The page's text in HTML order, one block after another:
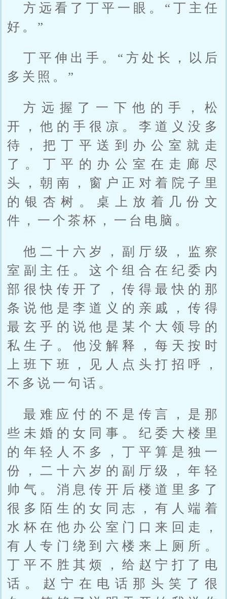
方远看了丁平一眼。“丁主任
好。”
丁平伸出手。“方处长，以后
多关照。”
方远握了一下他的手，松
开，他的手很凉。李道义没多
待，把丁平送到办公室就走
了。丁平的办公室在走廊尽
头，朝南，窗户正对着院子里
的银杏树。桌上放着几份文
件，一个茶杯，一台电脑。
他二十六岁，副厅级，监察
室副主任。这个组合在纪委内
部很快传开了，传得最快的那
条说他是李道义的亲戚，传得
最玄乎的说他是某个大领导的
私生子。他没解释，每天按时
上班下班，见人点头打招呼，
不多说一句话。
最难应付的不是传言，是那
些未婚的女同事。纪委大楼里
的年轻人不多，丁平算是独一
份，二十六岁的副厅级，年轻
帅气。消息传开后楼道里多了
很多陌生的女同志，有人端着
水杯在他办公室门口来回走，
有人专门绕到六楼来上厕所。
丁平不胜其烦，给赵宁打了电
话。赵宁在电话那头笑了很